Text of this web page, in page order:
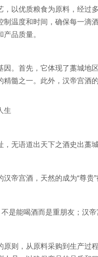
，以优质粮食为原料，经过
制温度和时间，确保每一滴
品质量。
因。首先，它体现了藁城地
髓之一。此外，汉帝宫酒
生
无语道出天下之酒史出藁
帝宫酒，天然的成为“尊贵
是能喝酒而是重朋友；汉帝
原则，从原料采购到生产过